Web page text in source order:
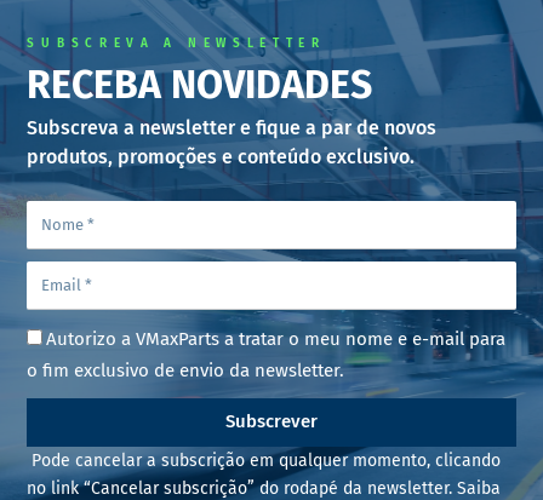
SUBSCREVA A NEWSLETTER
RECEBA NOVIDADES
Subscreva a newsletter e fique a par de novos
produtos, promoções e conteúdo exclusivo.
Autorizo a VMaxParts a tratar o meu nome e e-mail para
o fim exclusivo de envio da newsletter.
Subscrever
Pode cancelar a subscrição em qualquer momento, clicando
no link “Cancelar subscrição” do rodapé da newsletter. Saiba